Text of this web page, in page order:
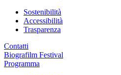
Sostenibilità
Accessibilità
Trasparenza
Contatti
Biografilm Festival
Programma